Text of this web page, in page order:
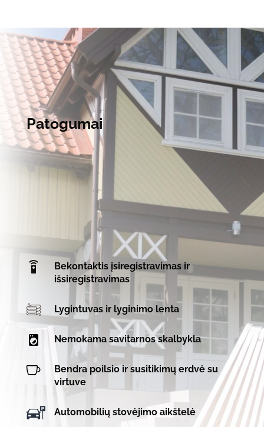
Patogumai
Bekontaktis įsiregistravimas ir
išsiregistravimas
Lygintuvas ir lyginimo lenta
Nemokama savitarnos skalbykla

Bendra poilsio ir susitikimų erdvė su
virtuve
Automobilių stovėjimo aikštelė